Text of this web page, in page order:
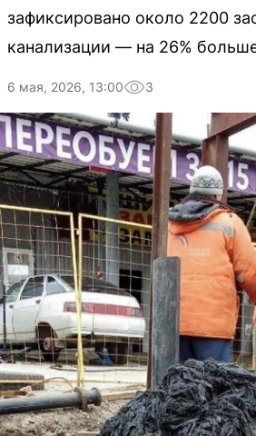
зафиксировано около 2200
канализации — на 26%
6 мая, 2026, 13:00 3